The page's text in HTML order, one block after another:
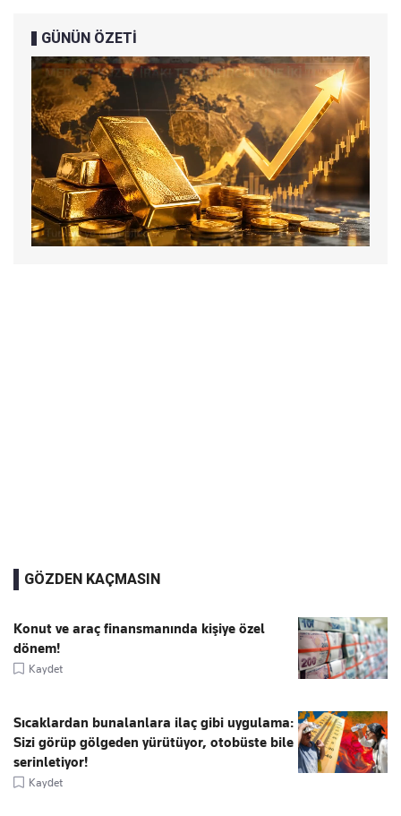
GÜNÜN ÖZETİ
GÖZDEN KAÇMASIN
Konut ve araç finansmanında kişiye özel
dönem!
Kaydet
Sıcaklardan bunalanlara ilaç gibi uygulama:
Sizi görüp gölgeden yürütüyor, otobüste bile
serinletiyor!
Kaydet